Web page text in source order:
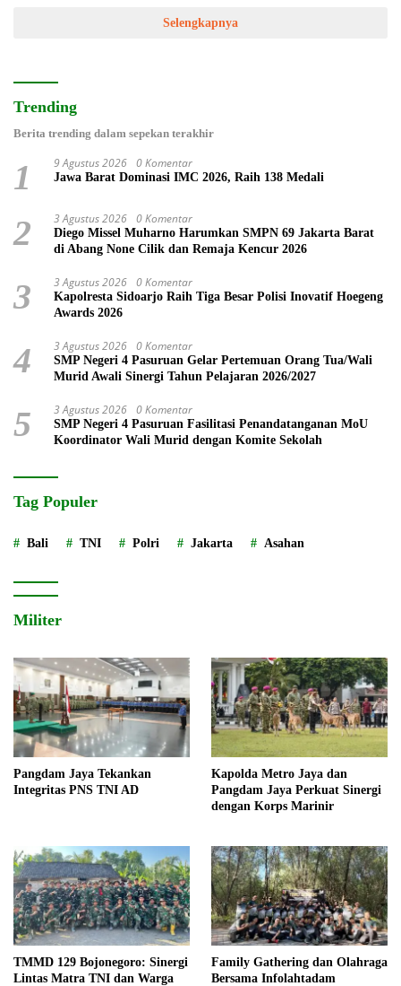
Selengkapnya
Trending
Berita trending dalam sepekan terakhir
1 9 Agustus 2026 0 Komentar
Jawa Barat Dominasi IMC 2026, Raih 138 Medali
2 3 Agustus 2026 0 Komentar
Diego Missel Muharno Harumkan SMPN 69 Jakarta Barat
di Abang None Cilik dan Remaja Kencur 2026
3 3 Agustus 2026 0 Komentar
Kapolresta Sidoarjo Raih Tiga Besar Polisi Inovatif Hoegeng
Awards 2026
4 3 Agustus 2026 0 Komentar
SMP Negeri 4 Pasuruan Gelar Pertemuan Orang Tua/Wali
Murid Awali Sinergi Tahun Pelajaran 2026/2027
5 3 Agustus 2026 0 Komentar
SMP Negeri 4 Pasuruan Fasilitasi Penandatanganan MoU
Koordinator Wali Murid dengan Komite Sekolah
Tag Populer
Bali TNI Polri Jakarta Asahan
Militer
Pangdam Jaya Tekankan
Integritas PNS TNI AD
Kapolda Metro Jaya dan
Pangdam Jaya Perkuat Sinergi
dengan Korps Marinir
TMMD 129 Bojonegoro: Sinergi
Lintas Matra TNI dan Warga
Family Gathering dan Olahraga
Bersama Infolahtadam